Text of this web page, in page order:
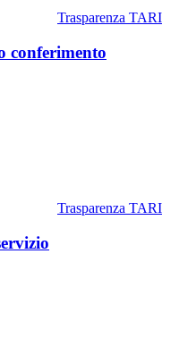
Trasparenza TARI
conferimento
Trasparenza TARI